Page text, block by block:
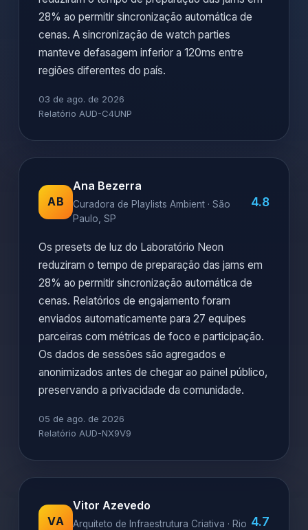
28% ao permitir sincronização automática de
cenas. A sincronização de watch parties
manteve defasagem inferior a 120ms entre
regiões diferentes do país.
03 de ago. de 2026
Relatório AUD-C4UNP
AB
Ana Bezerra
Curadora de Playlists Ambient · São
Paulo, SP
4.8
Os presets de luz do Laboratório Neon
reduziram o tempo de preparação das jams em
28% ao permitir sincronização automática de
cenas. Relatórios de engajamento foram
enviados automaticamente para 27 equipes
parceiras com métricas de foco e participação.
Os dados de sessões são agregados e
anonimizados antes de chegar ao painel público,
preservando a privacidade da comunidade.
05 de ago. de 2026
Relatório AUD-NX9V9
VA
Vitor Azevedo
Arquiteto de Infraestrutura Criativa · Rio 4.7